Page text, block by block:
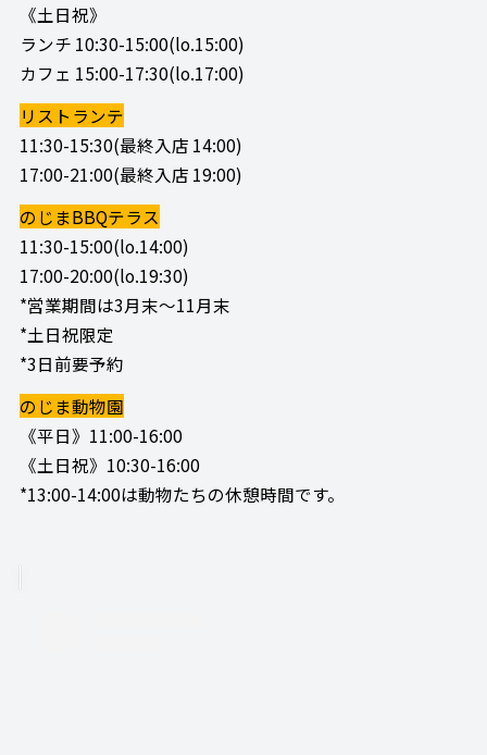
《土日祝》
ランチ 10:30-15:00(lo.15:00)
カフェ 15:00-17:30(lo.17:00)
リストランテ
11:30-15:30(最終入店 14:00)
17:00-21:00(最終入店 19:00)
のじまBBQテラス
11:30-15:00(lo.14:00)
17:00-20:00(lo.19:30)
*営業期間は3月末～11月末
*土日祝限定
*3日前要予約
のじま動物園
《平日》11:00-16:00
《土日祝》10:30-16:00
*13:00-14:00は動物たちの休憩時間です。